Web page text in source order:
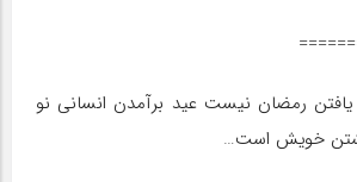
یافتن رمضان نیست عید برآمدن انسانی نو
خویش است…